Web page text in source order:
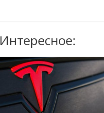
Интересное: